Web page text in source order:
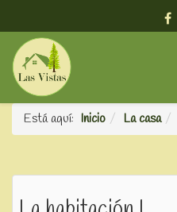
Está aquí: Inicio La casa